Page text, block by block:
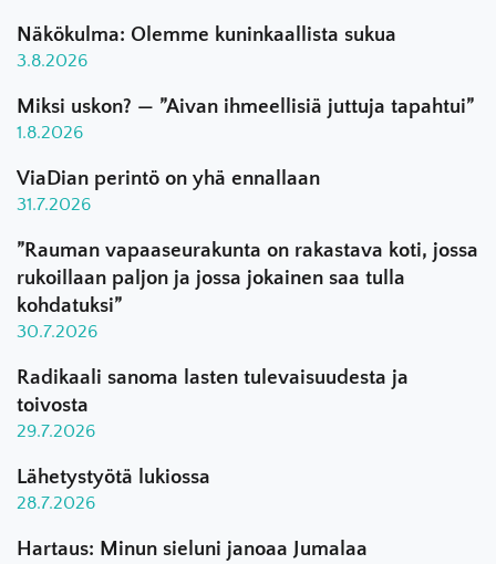
Näkökulma: Olemme kuninkaallista sukua
3.8.2026
Miksi uskon? — ”Aivan ihmeellisiä juttuja tapahtui”
1.8.2026
ViaDian perintö on yhä ennallaan
31.7.2026
”Rauman vapaaseurakunta on rakastava koti, jossa
rukoillaan paljon ja jossa jokainen saa tulla
kohdatuksi”
30.7.2026
Radikaali sanoma lasten tulevaisuudesta ja
toivosta
29.7.2026
Lähetystyötä lukiossa
28.7.2026
Hartaus: Minun sieluni janoaa Jumalaa